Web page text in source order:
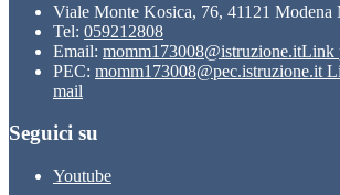
Viale Monte Kosica, 76, 41121 Modena
Tel: 059212808
Email: momm173008@istruzione.itLink
PEC: momm173008@pec.istruzione.it
mail
Seguici su
Youtube